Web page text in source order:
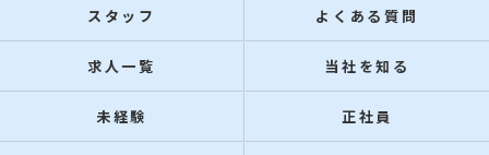
スタッフ よくある質問
求人一覧 当社を知る
未経験 正社員